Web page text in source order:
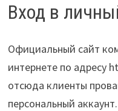
Вход в
Официальный сайт
интернете по адресу
отсюда клиенты
персональный аккаунт.